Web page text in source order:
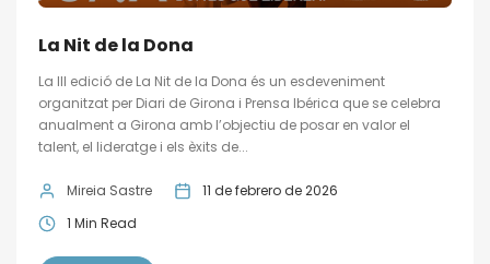
La Nit de la Dona
La III edició de La Nit de la Dona és un esdeveniment
organitzat per Diari de Girona i Prensa Ibérica que se celebra
anualment a Girona amb l’objectiu de posar en valor el
talent, el lideratge i els èxits de...
Mireia Sastre
11 de febrero de 2026
1 Min Read